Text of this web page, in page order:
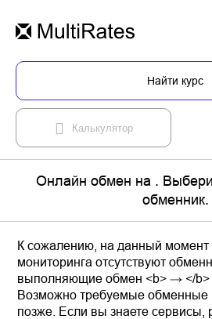
Найти курс
Калькулятор
Онлайн обмен на .
обменник.
К сожалению, на данный
мониторинга отсутствуют
выполняющие обмен <b> → </b>
Возможно требуемые обменные
позже. Если вы знаете сервисы,